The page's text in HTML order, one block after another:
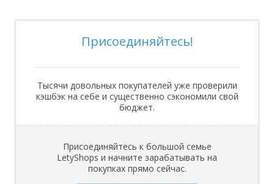
Присоединяйтесь!
Тысячи довольных покупателей уже проверили
кэшбэк на себе и существенно сэкономили свой
бюджет.
Присоединяйтесь к большой семье
LetyShops и начните зарабатывать на
покупках прямо сейчас.